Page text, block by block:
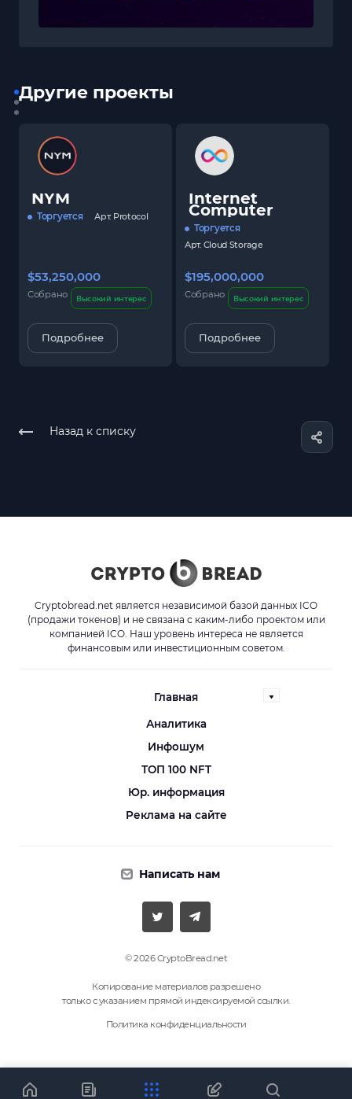
Другие проекты
NYM
Торгуется Арт. Protocol
$53,250,000
Собрано Высокий интерес
Подробнее
Internet
Computer
Торгуется
Арт. Cloud Storage
$195,000,000
Собрано Высокий интерес
Подробнее
Назад к списку
Cryptobread.net является независимой базой данных ICO
(продажи токенов) и не связана с каким-либо проектом или
компанией ICO. Наш уровень интереса не является
финансовым или инвестиционным советом.
Главная
Аналитика
Инфошум
ТОП 100 NFT
Юр. информация
Реклама на сайте
Написать нам
© 2026 CryptoBread.net
Копирование материалов разрешено
только с указанием прямой индексируемой ссылки.
Политика конфиденциальности